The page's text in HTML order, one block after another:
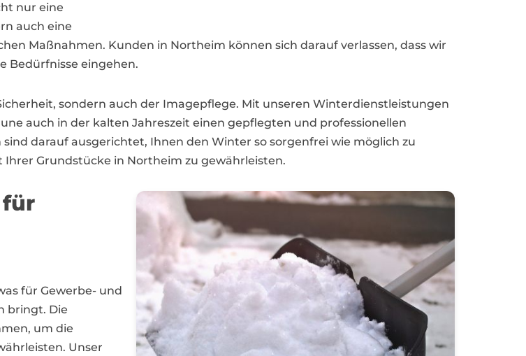
nur eine
auch eine
Maßnahmen. Kunden in Northeim können sich darauf verlassen, dass wir
Bedürfnisse eingehen.
sondern auch der Imagepflege. Mit unseren Winterdienstleistungen
auch in der kalten Jahreszeit einen gepflegten und professionellen
darauf ausgerichtet, Ihnen den Winter so sorgenfrei wie möglich zu
Grundstücke in Northeim zu gewährleisten.
für
für Gewerbe- und
bringt. Die
um die
Unser